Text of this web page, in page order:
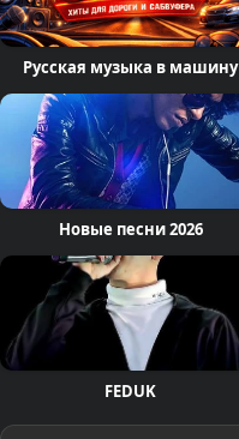
Русская музыка в машину
Новые песни 2026
FEDUK